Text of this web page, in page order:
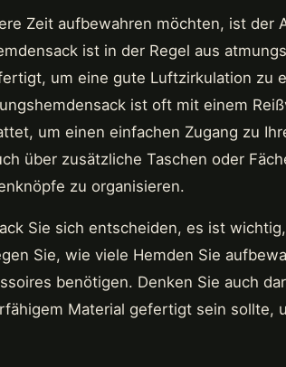
Zeit aufbewahren möchten, ist der
ist in der Regel aus
um eine gute Luftzirkulation zu
ist oft mit einem
um einen einfachen Zugang zu
über zusätzliche Taschen oder
zu organisieren.
Sie sich entscheiden, es ist
Sie, wie viele Hemden Sie
benötigen. Denken Sie auch
Material gefertigt sein sollte,